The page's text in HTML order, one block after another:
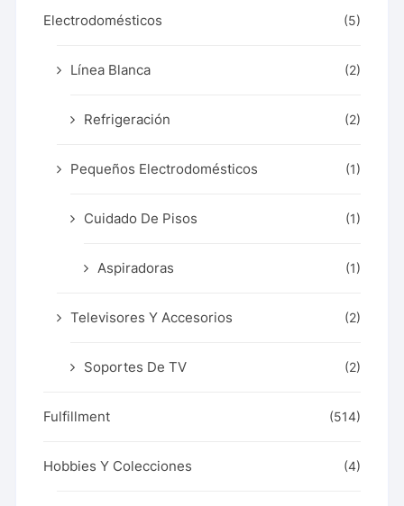
Electrodomésticos (5)
Línea Blanca (2)
Refrigeración (2)
Pequeños Electrodomésticos (1)
Cuidado De Pisos (1)
Aspiradoras (1)
Televisores Y Accesorios (2)
Soportes De TV (2)
Fulfillment (514)
Hobbies Y Colecciones (4)